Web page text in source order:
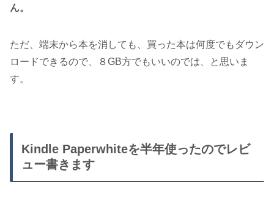
ん。
ただ、端末から本を消しても、買った本は何度でもダウン
ロードできるので、８GB方でもいいのでは、と思いま
す。
Kindle Paperwhiteを半年使ったのでレビ
ュー書きます